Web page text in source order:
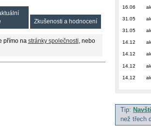
Zkušenosti a hodnocení
přímo na stránky společnosti , nebo
16.06
31.05
31.05
14.12
14.12
14.12
14.12
Tip:
než třech